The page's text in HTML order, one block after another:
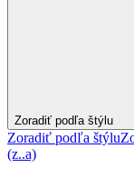
Zoradiť podľa štýlu
Zoradiť podľa štýlu
(z..a)